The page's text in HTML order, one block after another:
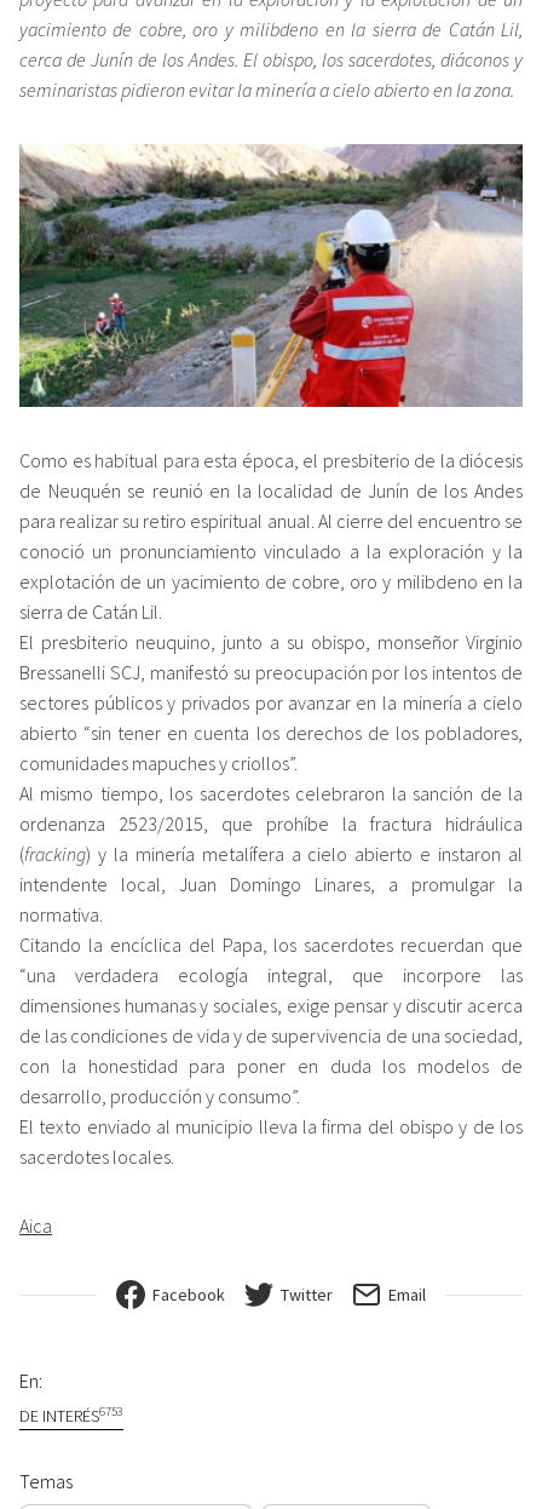
yacimiento de cobre, oro y milibdeno en la sierra de Catán Lil,
cerca de Junín de los Andes. El obispo, los sacerdotes, diáconos y
seminaristas pidieron evitar la minería a cielo abierto en la zona.
Como es habitual para esta época, el presbiterio de la diócesis
de Neuquén se reunió en la localidad de Junín de los Andes
para realizar su retiro espiritual anual. Al cierre del encuentro se
conoció un pronunciamiento vinculado a la exploración y la
explotación de un yacimiento de cobre, oro y milibdeno en la
sierra de Catán Lil.
El presbiterio neuquino, junto a su obispo, monseñor Virginio
Bressanelli SCJ, manifestó su preocupación por los intentos de
sectores públicos y privados por avanzar en la minería a cielo
abierto “sin tener en cuenta los derechos de los pobladores,
comunidades mapuches y criollos”.
Al mismo tiempo, los sacerdotes celebraron la sanción de la
ordenanza 2523/2015, que prohíbe la fractura hidráulica
(fracking) y la minería metalífera a cielo abierto e instaron al
intendente local, Juan Domingo Linares, a promulgar la
normativa.
Citando la encíclica del Papa, los sacerdotes recuerdan que
“una verdadera ecología integral, que incorpore las
dimensiones humanas y sociales, exige pensar y discutir acerca
de las condiciones de vida y de supervivencia de una sociedad,
con la honestidad para poner en duda los modelos de
desarrollo, producción y consumo”.
El texto enviado al municipio lleva la firma del obispo y de los
sacerdotes locales.
Aica
Facebook Twitter Email
En:
DE INTERÉS6753
Temas